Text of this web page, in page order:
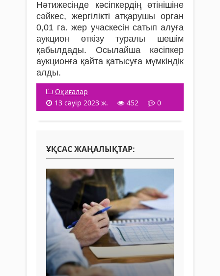
Нәтижесінде кәсіпкердің өтінішіне
сәйкес, жергілікті атқарушы орган
0,01 га. жер учаскесін сатып алуға
аукцион өткізу туралы шешім
қабылдады. Осылайша кәсіпкер
аукционға қайта қатысуға мүмкіндік
алды.
Оқиғалар
13 сәуір 2023 ж.
452 0
ҰҚСАС ЖАҢАЛЫҚТАР: